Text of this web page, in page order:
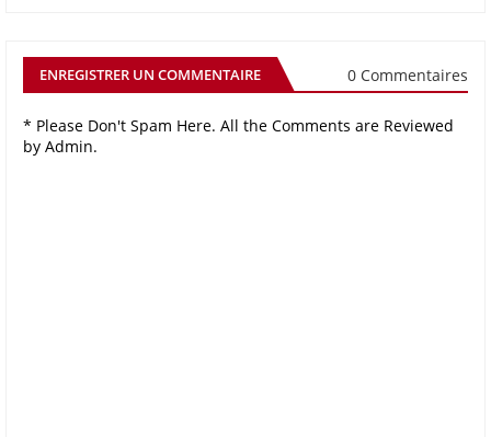
ENREGISTRER UN COMMENTAIRE 0 Commentaires
* Please Don't Spam Here. All the Comments are Reviewed
by Admin.